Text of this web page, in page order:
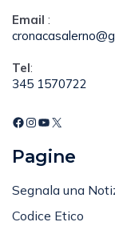
Email :
Tel:
345 1570722
Pagine
Segnala una
Codice Etico